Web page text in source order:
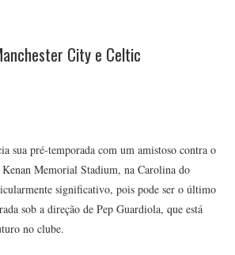
City e Celtic
sua pré-temporada com um amistoso contra o
Memorial Stadium, na Carolina do
significativo, pois pode ser o último
sob a direção de Pep Guardiola, que está
no clube.